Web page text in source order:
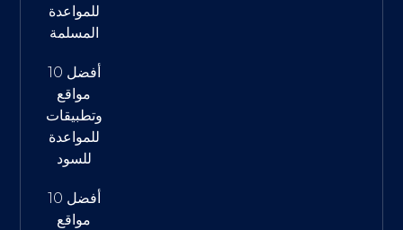
للمواعدة
المسلمة
أفضل 10
مواقع
وتطبيقات
للمواعدة
للسود
أفضل 10
مواقع